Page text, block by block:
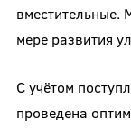
вместительные.
мере развития
С учётом
проведена